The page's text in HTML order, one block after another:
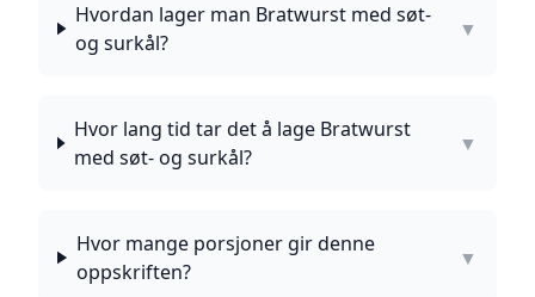
Hvordan lager man Bratwurst med søt-
og surkål?
▼
Hvor lang tid tar det å lage Bratwurst
med søt- og surkål?
▼
Hvor mange porsjoner gir denne
oppskriften?
▼